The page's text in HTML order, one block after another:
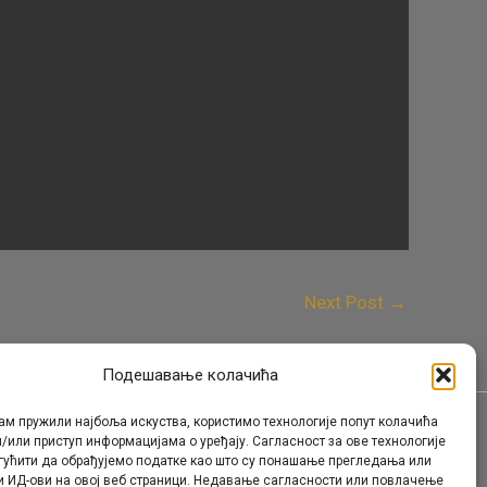
Подешавање колачића
пружили најбоља искуства, користимо технологије попут колачића
приступ информацијама о уређају. Сагласност за ове технологије
да обрађујемо податке као што су понашање прегледања или
ИД-ови на овој веб страници. Недавање сагласности или повлачење
Next Post →
Контакт